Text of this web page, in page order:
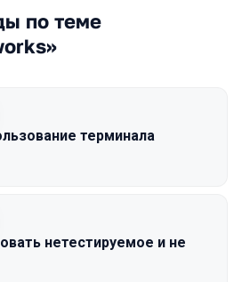
по теме
терминала
нетестируемое и не